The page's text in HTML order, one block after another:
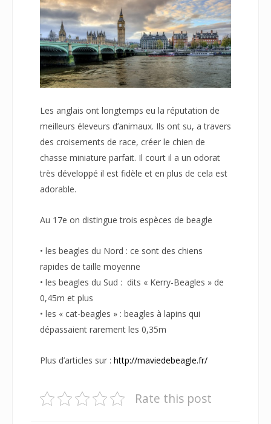
Les anglais ont longtemps eu la réputation de
meilleurs éleveurs d’animaux. Ils ont su, a travers
des croisements de race, créer le chien de
chasse miniature parfait. Il court il a un odorat
très développé il est fidèle et en plus de cela est
adorable.
Au 17e on distingue trois espèces de beagle
• les beagles du Nord : ce sont des chiens
rapides de taille moyenne
• les beagles du Sud : dits « Kerry-Beagles » de
0,45m et plus
• les « cat-beagles » : beagles à lapins qui
dépassaient rarement les 0,35m
Plus d’articles sur : http://maviedebeagle.fr/
Rate this post